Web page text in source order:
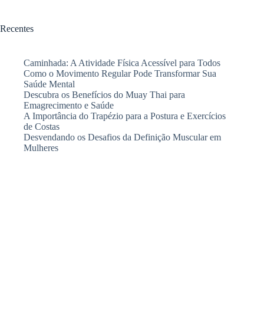
Recentes
Caminhada: A Atividade Física Acessível para Todos
Como o Movimento Regular Pode Transformar Sua
Saúde Mental
Descubra os Benefícios do Muay Thai para
Emagrecimento e Saúde
A Importância do Trapézio para a Postura e Exercícios
de Costas
Desvendando os Desafios da Definição Muscular em
Mulheres